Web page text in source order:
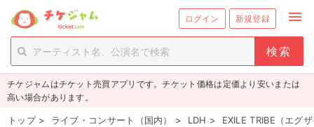
ログイン 新規登録 menu
person_add 新規会員登録
チケットを探す
新着チケット
チケジャムはチケット売買アプリです。チケット価格は定価より安いまたは
高い場合があります。
トップ > ライブ・コンサート（国内） > LDH > EXILE TRIBE（エグ